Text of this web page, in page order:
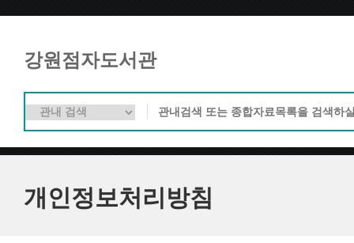
강원점자도서관
개인정보처리방침